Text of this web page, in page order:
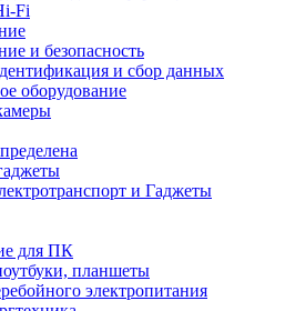
Fi
и безопасность
и сбор данных
оборудование
и Гаджеты
для ПК
планшеты
электропитания